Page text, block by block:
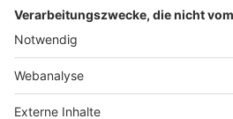
Nutzungsbedingungen Datenschutz